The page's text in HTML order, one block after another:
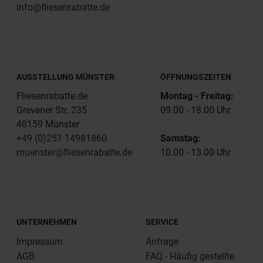
info@fliesenrabatte.de
AUSSTELLUNG MÜNSTER
Fliesenrabatte.de
Grevener Str. 235
48159 Münster
+49 (0)251 14981860
muenster@fliesenrabatte.de
ÖFFNUNGSZEITEN
Montag - Freitag:
09.00 - 18.00 Uhr
Samstag:
10.00 - 13.00 Uhr
UNTERNEHMEN
Impressum
AGB
SERVICE
Anfrage
FAQ - Häufig gestellte